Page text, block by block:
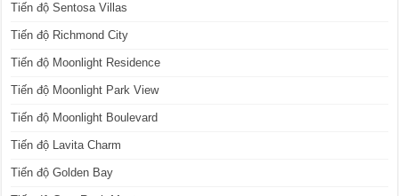
Tiến độ Sentosa Villas
Tiến độ Richmond City
Tiến độ Moonlight Residence
Tiến độ Moonlight Park View
Tiến độ Moonlight Boulevard
Tiến độ Lavita Charm
Tiến độ Golden Bay